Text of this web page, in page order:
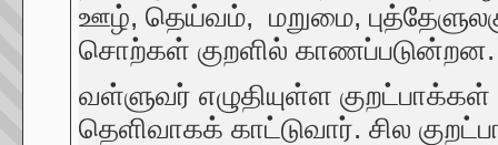
ஊழ், தெய்வம், மறுமை,
சொற்கள் குறளில்
வள்ளுவர் எழுதியுள்ள
தெளிவாகக் காட்டுவார். சில